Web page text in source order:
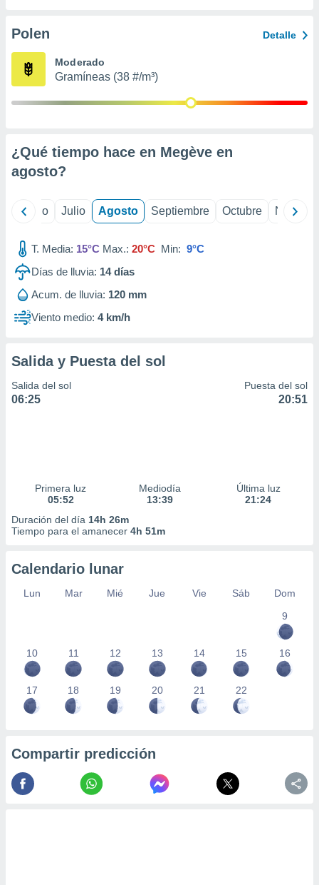
e
mediante
publicidad
publicidad
de
Polen Detalle
Moderado
Gramíneas (38 #/m³)
¿Qué tiempo hace en Megève en
agosto?
Junio Julio Agosto Septiembre Octubre
T. Media: 15°C Max.: 20°C Min: 9°C
Días de lluvia: 14días
Acum. de lluvia: 120 mm
Viento medio: 4 km/h
Salida y Puesta del sol
Salida del sol
06:25
Puesta del sol
20:51
Primera luz
05:52
Mediodía
13:39
Última luz
21:24
Duración del día 14h 26m
Tiempo para el amanecer 4h 51m
Calendario lunar
Lun Mar Mié Jue Vie Sáb
Dom
9
10 11 12 13 14 15 16
17 18 19 20 21 22
Compartir predicción